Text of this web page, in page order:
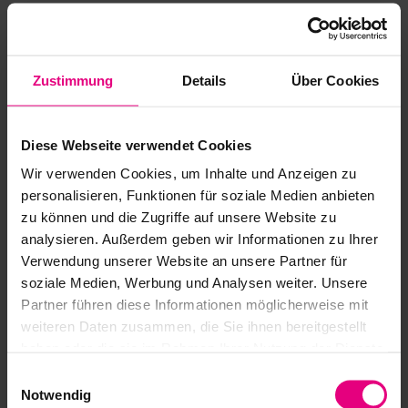
Zustimmung Details Über Cookies
Diese Webseite verwendet Cookies
Wir verwenden Cookies, um Inhalte und Anzeigen zu
personalisieren, Funktionen für soziale Medien anbieten
zu können und die Zugriffe auf unsere Website zu
analysieren. Außerdem geben wir Informationen zu Ihrer
Verwendung unserer Website an unsere Partner für
soziale Medien, Werbung und Analysen weiter. Unsere
Partner führen diese Informationen möglicherweise mit
weiteren Daten zusammen, die Sie ihnen bereitgestellt
Notwendig
Roulement de sortie intégré pour reprise de charge avec
Protection élevée contre la corrosion
Catalogue Harmonic Drive® Mécatronique
CAD-Download
Instructions de montage
Recommandations de sécurité et de mise en
service
UKCA Information